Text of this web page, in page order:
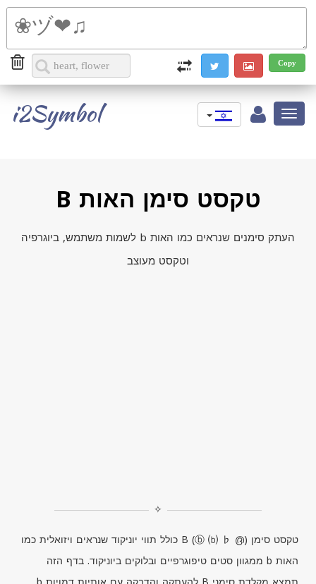
Toggle
navigation
i2Symbol
טקסט סימן האות B
העתק סימנים שנראים כמו האות b לשמות משתמש, ביוגרפיה
וטקסט מעוצב
✧
טקסט סימן B (ⓑ ⒝ ♭ ൫) כולל תווי יוניקוד שנראים ויזואלית כמו
האות b ממגוון סטים טיפוגרפיים ובלוקים ביוניקוד. בדף הזה